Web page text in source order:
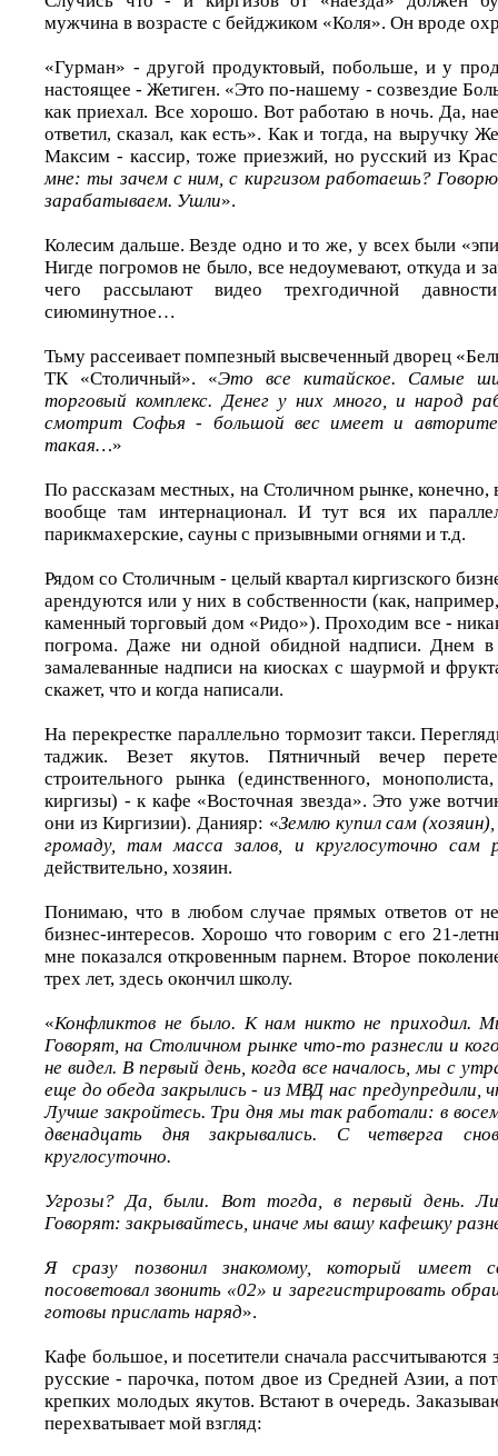
мужчина в возрасте с бейджиком «Коля». Он вроде
«Гурман» - другой продуктовый, побольше, и у
настоящее - Жетиген. «Это по-нашему - созвездие
как приехал. Все хорошо. Вот работаю в ночь. Да,
ответил, сказал, как есть». Как и тогда, на выручку
Максим - кассир, тоже приезжий, но русский из
мне: ты зачем с ним, с киргизом работаешь?
зарабатываем. Ушли».
Колесим дальше. Везде одно и то же, у всех были
Нигде погромов не было, все недоумевают, откуда и
чего рассылают видео трехгодичной
сиюминутное…
Тьму рассеивает помпезный высвеченный дворец
ТК «Столичный». «Это все китайское. Самые
торговый комплекс. Денег у них много, и народ
смотрит Софья - большой вес имеет и
такая…»
По рассказам местных, на Столичном рынке, конечно,
вообще там интернационал. И тут вся их
парикмахерские, сауны с призывными огнями и т.д.
Рядом со Столичным - целый квартал киргизского
арендуются или у них в собственности (как,
каменный торговый дом «Ридо»). Проходим все -
погрома. Даже ни одной обидной надписи. Днем в
замалеванные надписи на киосках с шаурмой и
скажет, что и когда написали.
На перекрестке параллельно тормозит такси.
таджик. Везет якутов. Пятничный вечер
строительного рынка (единственного,
киргизы) - к кафе «Восточная звезда». Это уже
они из Киргизии). Данияр: «Землю купил сам
громаду, там масса залов, и круглосуточно сам
действительно, хозяин.
Понимаю, что в любом случае прямых ответов от
бизнес-интересов. Хорошо что говорим с его 21-
мне показался откровенным парнем. Второе
трех лет, здесь окончил школу.
«Конфликтов не было. К нам никто не приходил.
Говорят, на Столичном рынке что-то разнесли и
не видел. В первый день, когда все началось, мы с
еще до обеда закрылись - из МВД нас
Лучше закройтесь. Три дня мы так работали: в
двенадцать дня закрывались. С четверга
круглосуточно.
Угрозы? Да, были. Вот тогда, в первый день.
Говорят: закрывайтесь, иначе мы вашу кафешку
Я сразу позвонил знакомому, который имеет
посоветовал звонить «02» и зарегистрировать
готовы прислать наряд».
Кафе большое, и посетители сначала рассчитываются
русские - парочка, потом двое из Средней Азии, а
крепких молодых якутов. Встают в очередь.
перехватывает мой взгляд: